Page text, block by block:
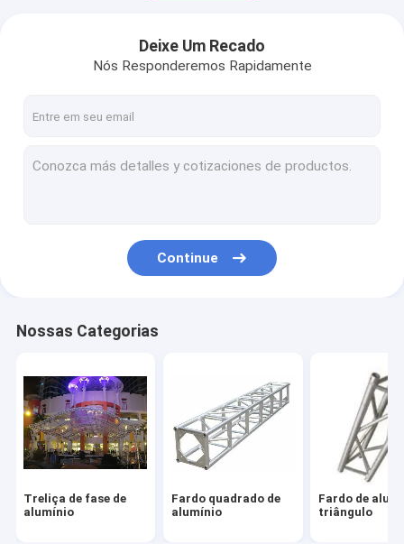
Plataforma móvel da fase
Fardo do círculo
Caso do vôo da cremalheira
Deixe Um Recado
Nós Responderemos Rapidamente
Continue
Nossas Categorias
Treliça de fase de
alumínio
Fardo quadrado de
alumínio
Fardo de
triângulo